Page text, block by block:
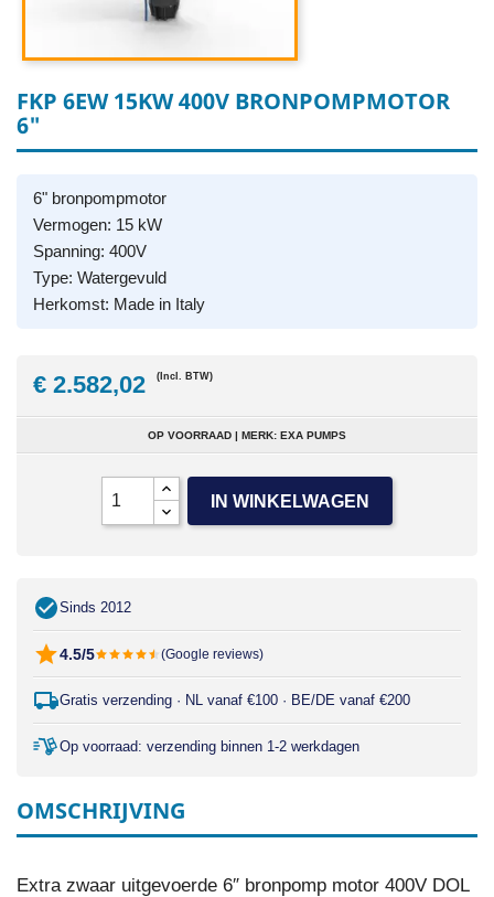
FKP 6EW 15KW 400V BRONPOMPMOTOR
6"
6" bronpompmotor
Vermogen: 15 kW
Spanning: 400V
Type: Watergevuld
Herkomst: Made in Italy
€ 2.582,02 (Incl. BTW)
OP VOORRAAD | MERK: EXA PUMPS
IN WINKELWAGEN
Sinds 2012
4.5/5 (Google reviews)
Gratis verzending · NL vanaf €100 · BE/DE vanaf €200
Op voorraad: verzending binnen 1-2 werkdagen
OMSCHRIJVING
Extra zwaar uitgevoerde 6″ bronpomp motor 400V DOL